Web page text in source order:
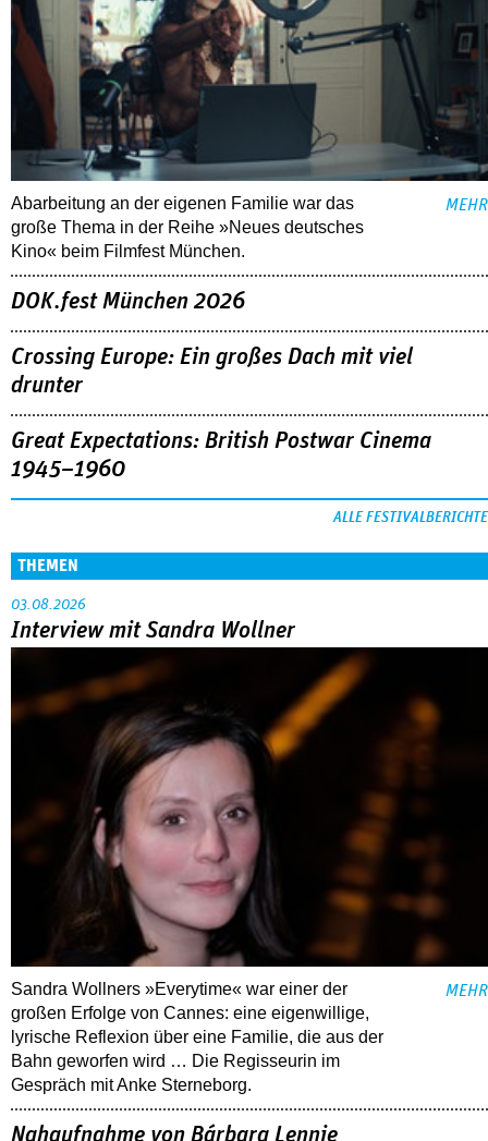
Abarbeitung an der eigenen Familie war das
große Thema in der Reihe »Neues deutsches
Kino« beim Filmfest München.
MEHR
DOK.fest München 2026
Crossing Europe: Ein großes Dach mit viel
drunter
Great Expectations: British Postwar Cinema
1945–1960
ALLE FESTIVALBERICHTE
THEMEN
03.08.2026
Interview mit Sandra Wollner
Sandra Wollners »Everytime« war einer der
großen Erfolge von Cannes: eine eigenwillige,
lyrische Reflexion über eine ­Familie, die aus der
Bahn geworfen wird … Die Regisseurin im
Gespräch mit Anke Sterneborg.
MEHR
Nahaufnahme von Bárbara Lennie